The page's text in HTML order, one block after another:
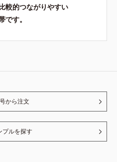
較的つながりやすい
です。
から注文
プルを探す